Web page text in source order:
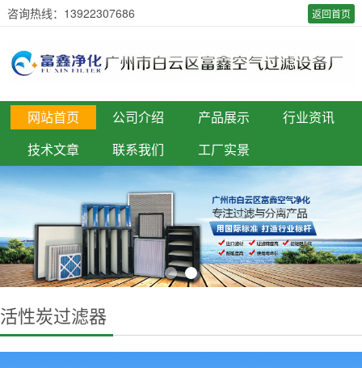
返回首页
咨询热线：13922307686
网站首页 公司介绍 产品展示
行业资讯
技术文章
联系我们 工厂实景
活性炭过滤器